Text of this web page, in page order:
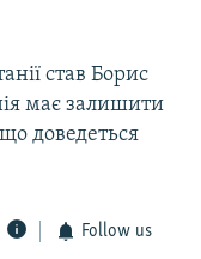
став Борис
має залишити
доведеться
Follow us